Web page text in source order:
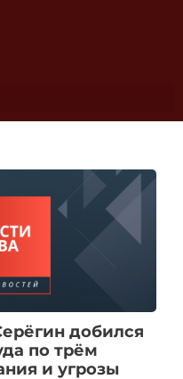
добился
по трём
и угрозы